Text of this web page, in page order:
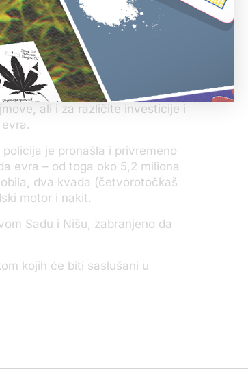
sa oštećenima, utvrdila je
vremenskom periodu
i plovna vozila.
kamata i raspolaganjem
ali i za različite investicije i
je pronašla i privremeno
evra – od toga oko 5,2 miliona
dva kvada (četvorotočkaš
motor i nakit.
Sadu i Nišu, zabranjeno da
kojih će biti saslušani u